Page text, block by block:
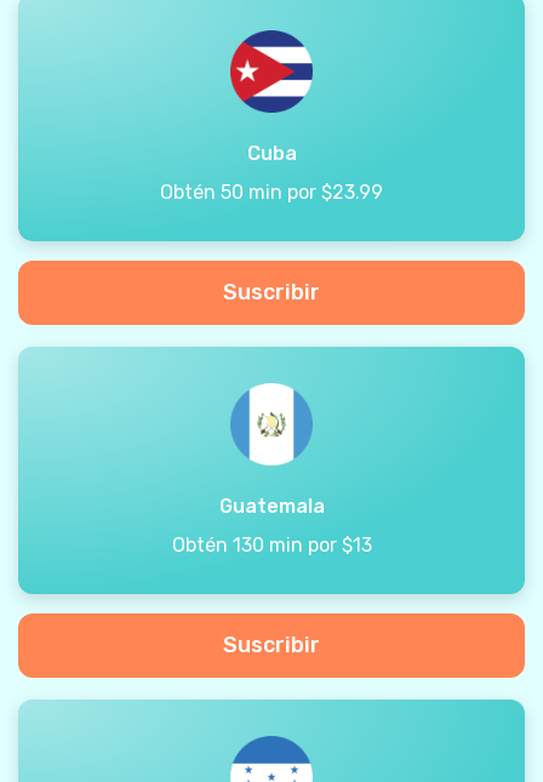
Cuba
Obtén 50 min por $23.99
Suscribir
Guatemala
Obtén 130 min por $13
Suscribir